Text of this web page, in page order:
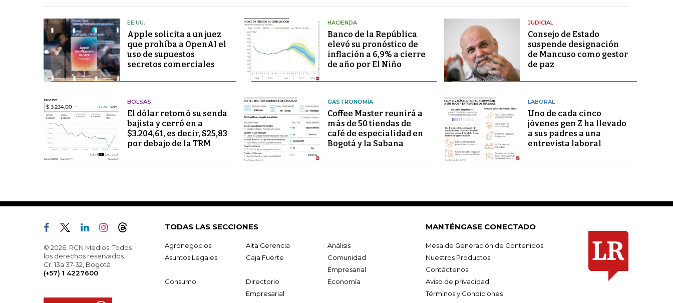
EE.UU.
Apple solicita a un juez
que prohíba a OpenAI el
uso de supuestos
secretos comerciales
HACIENDA
Banco de la República
elevó su pronóstico de
inflación a 6,9% a cierre
de año por El Niño
JUDICIAL
Consejo de Estado
suspende designación
de Mancuso como gestor
de paz
BOLSAS
El dólar retomó su senda
bajista y cerró en a
$3.204,61, es decir, $25,83
por debajo de la TRM
GASTRONOMÍA
Coffee Master reunirá a
más de 50 tiendas de
café de especialidad en
Bogotá y la Sabana
LABORAL
Uno de cada cinco
jóvenes gen Z ha llevado
a sus padres a una
entrevista laboral
© 2026, RCN Medios. Todos
los derechos reservados.
Cr. 13a 37-32, Bogotá
(+57) 1 4227600
TODAS LAS SECCIONES
Agronegocios Alta Gerencia
Análisis
Asuntos Legales
Caja Fuerte
Comunidad
Empresarial
Consumo
Directorio
Empresarial
Economía
MANTÉNGASE CONECTADO
Mesa de Generación de Contenidos
Nuestros Productos
Contáctenos
Aviso de privacidad
Términos y Condiciones